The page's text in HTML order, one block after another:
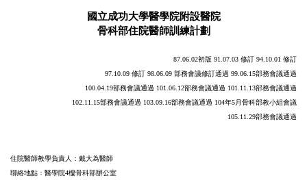
榮譽事蹟
國立成功大學醫學院附設醫院
骨科部住院醫師訓練計劃
87.06.02初版 91.07.03 修訂 94.10.01 修訂
97.10.09 修訂 98.06.09 部務會議修訂通過 99.06.15部務會議通過
100.04.19部務會議通過 101.06.12部務會議通過 101.11.13部務會議通過
102.11.15部務會議通過 103.09.16部務會議通過 104年5月骨科部教小組會議
105.11.29部務會議通過
住院醫師教學負責人：戴大為醫師
聯絡地點：醫學院4樓骨科部辦公室